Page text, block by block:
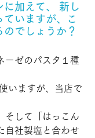
に加えて、 新し
ていますが、こ
でしょうか？
ーゼのパスタ１種
そして「はっこん
自社製塩と合わせ